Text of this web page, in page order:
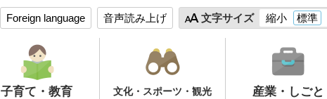
Foreign language 音声読み上げ 文字サイズ 縮小 標準
子育て・教育 文化・スポーツ・観光 産業・しごと